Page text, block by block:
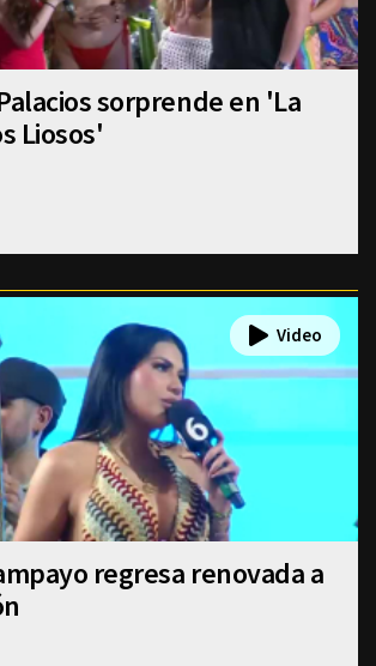
sorprende en 'La
Liosos'
regresa renovada a